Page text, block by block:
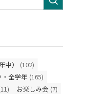
中）
(102)
・全学年 (165)
お楽しみ会 (7)